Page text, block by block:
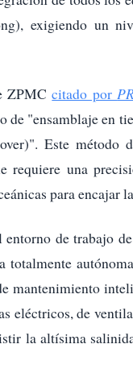
exigiendo un
ZPMCcitado por
de "ensamblaje en
Este método
requiere una
para encajar
de trabajo
totalmente
mantenimiento
eléctricos, de
la altísima